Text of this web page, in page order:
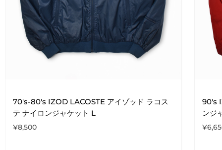
70's-80's IZOD LACOSTE アイゾッド ラコス
テ ナイロンジャケット L
¥8,500
90's
ンジ
¥